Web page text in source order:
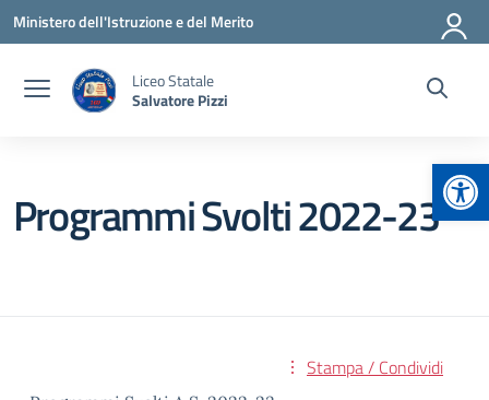
Vai ai contenuti
Vai al menu di navigazione
Vai al footer
Ministero dell'Istruzione e del Merito
Liceo Statale
Salvatore Pizzi
Programmi Svolti 2022-23
Stampa / Condividi